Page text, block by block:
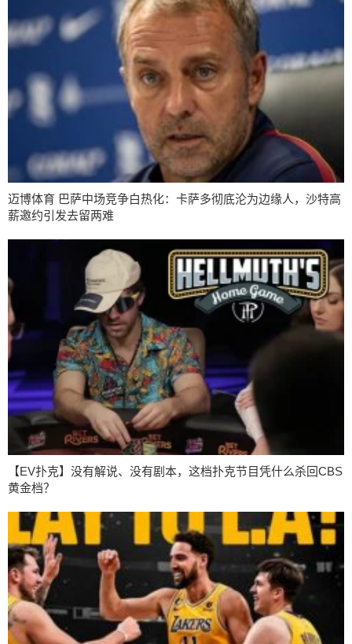
迈博体育 巴萨中场竞争白热化：卡萨多彻底沦为边缘人，沙特高
薪邀约引发去留两难
【EV扑克】没有解说、没有剧本，这档扑克节目凭什么杀回CBS
黄金档？